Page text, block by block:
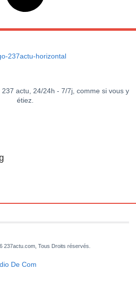
actu, 24/24h - 7/7j, comme si vous y
étiez.
237actu.com, Tous Droits réservés.
De Com